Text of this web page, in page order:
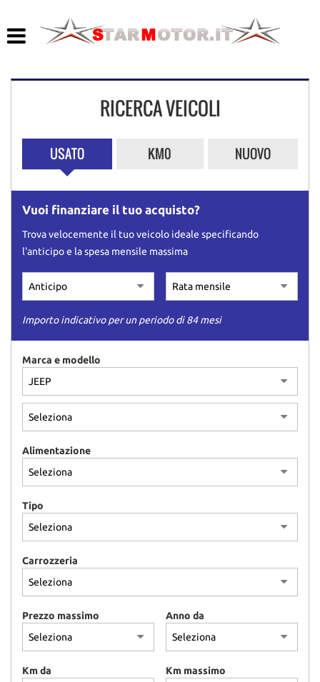
ASSISTENZA
CONTATTI
RICERCA VEICOLI
USATO KM0 NUOVO
Vuoi finanziare il tuo acquisto?
Trova velocemente il tuo veicolo ideale specificando
l'anticipo e la spesa mensile massima
Importo indicativo per un periodo di 84 mesi
Marca e modello
Alimentazione
Tipo
Carrozzeria
Prezzo massimo Anno da
Km da Km massimo